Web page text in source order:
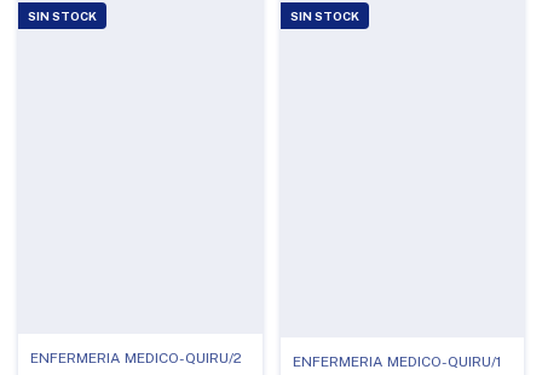
SIN STOCK
ENFERMERIA MEDICO-QUIRU/2
SIN STOCK
ENFERMERIA MEDICO-QUIRU/1